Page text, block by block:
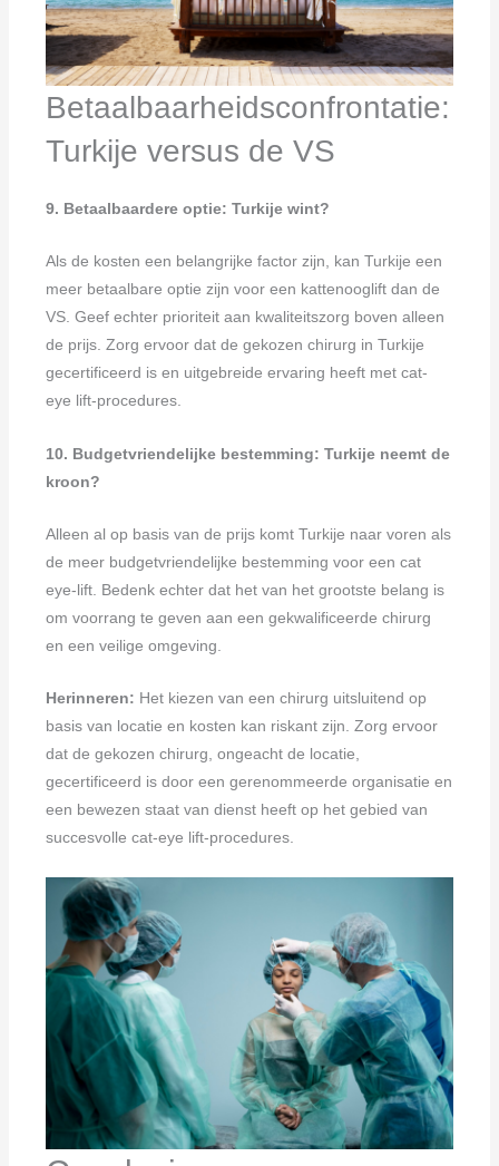
Betaalbaarheidsconfrontatie:
Turkije versus de VS
9. Betaalbaardere optie: Turkije wint?
Als de kosten een belangrijke factor zijn, kan Turkije een
meer betaalbare optie zijn voor een kattenooglift dan de
VS. Geef echter prioriteit aan kwaliteitszorg boven alleen
de prijs. Zorg ervoor dat de gekozen chirurg in Turkije
gecertificeerd is en uitgebreide ervaring heeft met cat-
eye lift-procedures.
10. Budgetvriendelijke bestemming: Turkije neemt de
kroon?
Alleen al op basis van de prijs komt Turkije naar voren als
de meer budgetvriendelijke bestemming voor een cat
eye-lift. Bedenk echter dat het van het grootste belang is
om voorrang te geven aan een gekwalificeerde chirurg
en een veilige omgeving.
Herinneren: Het kiezen van een chirurg uitsluitend op
basis van locatie en kosten kan riskant zijn. Zorg ervoor
dat de gekozen chirurg, ongeacht de locatie,
gecertificeerd is door een gerenommeerde organisatie en
een bewezen staat van dienst heeft op het gebied van
succesvolle cat-eye lift-procedures.